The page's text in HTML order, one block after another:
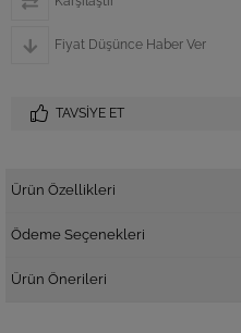
Fiyat Düşünce Haber Ver
TAVSIYE ET
Ürün Özellikleri
Ödeme Seçenekleri
Ürün Önerileri